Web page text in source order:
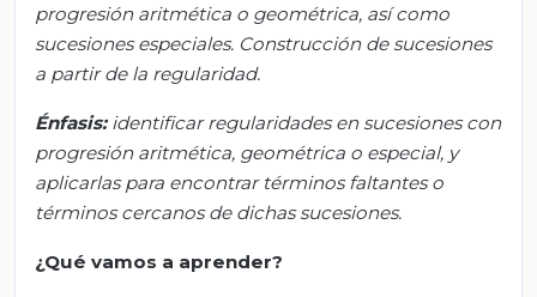
progresión aritmética o geométrica, así como
sucesiones especiales. Construcción de sucesiones
a partir de la regularidad.
Énfasis: identificar regularidades en sucesiones con
progresión aritmética, geométrica o especial, y
aplicarlas para encontrar términos faltantes o
términos cercanos de dichas sucesiones.
¿Qué vamos a aprender?